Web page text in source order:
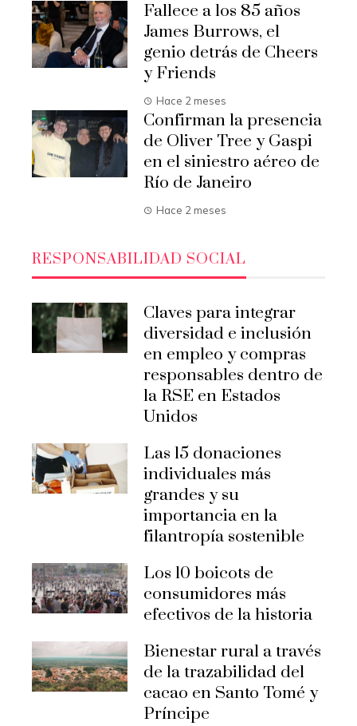
Fallece a los 85 años
James Burrows, el
genio detrás de Cheers
y Friends
Hace 2 meses
Confirman la presencia
de Oliver Tree y Gaspi
en el siniestro aéreo de
Río de Janeiro
Hace 2 meses
RESPONSABILIDAD SOCIAL
Claves para integrar
diversidad e inclusión
en empleo y compras
responsables dentro de
la RSE en Estados
Unidos
Las 15 donaciones
individuales más
grandes y su
importancia en la
filantropía sostenible
Los 10 boicots de
consumidores más
efectivos de la historia
Bienestar rural a través
de la trazabilidad del
cacao en Santo Tomé y
Príncipe